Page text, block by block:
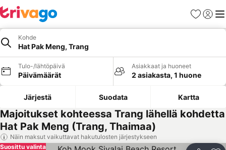
Suosikit
Kohde
Hat Pak Meng, Trang
Tulo-/lähtöpäivä
Päivämäärät
Asiakkaat ja huoneet
2 asiakasta, 1 huone
Järjestä Suodata Kartta
Majoitukset kohteessa Trang lähellä kohdetta
Hat Pak Meng (Trang, Thaimaa)
Näin maksut vaikuttavat hakutulosten järjestykseen
Suosittu valinta